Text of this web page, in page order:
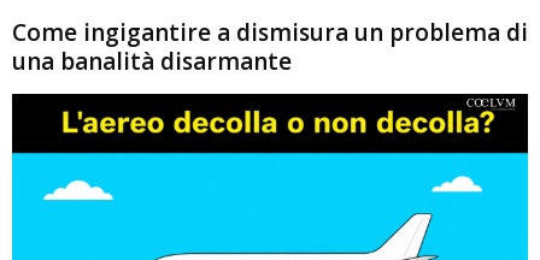
Come ingigantire a dismisura un problema di
una banalità disarmante